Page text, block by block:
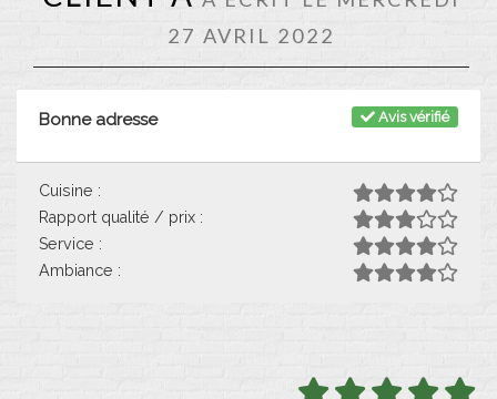
27 AVRIL 2022
Avis vérifié
Bonne adresse
Cuisine :
Rapport qualité / prix :
Service :
Ambiance :